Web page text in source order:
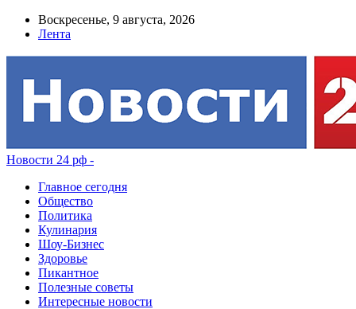
Воскресенье, 9 августа, 2026
Лента
Новости 24 рф -
Главное сегодня
Общество
Политика
Кулинария
Шоу-Бизнес
Здоровье
Пикантное
Полезные советы
Интересные новости